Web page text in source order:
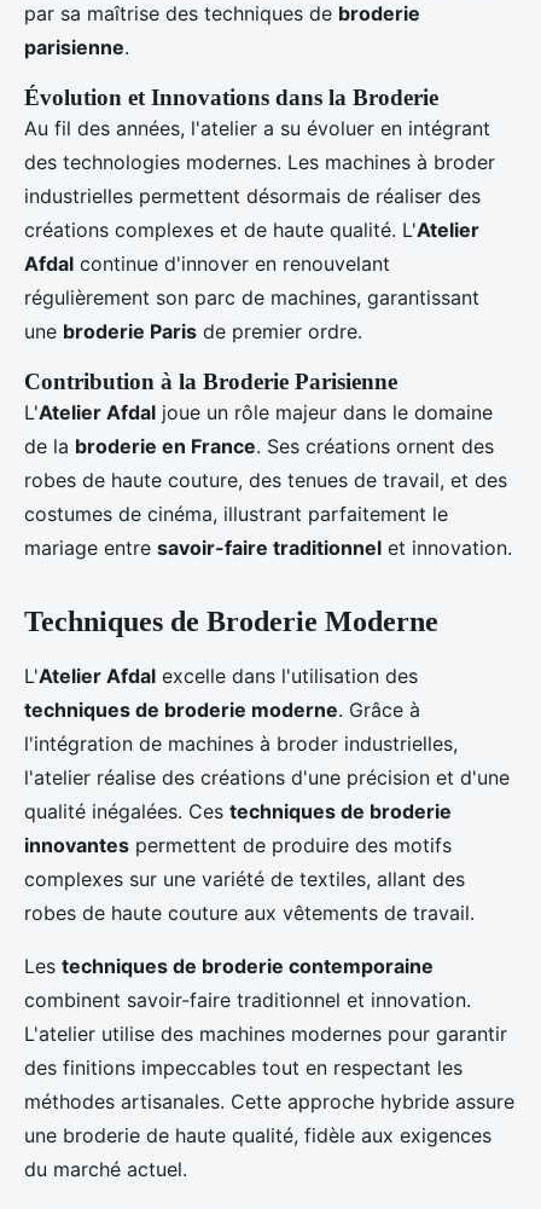
par sa maîtrise des techniques de broderie
parisienne.
Évolution et Innovations dans la Broderie
Au fil des années, l'atelier a su évoluer en intégrant
des technologies modernes. Les machines à broder
industrielles permettent désormais de réaliser des
créations complexes et de haute qualité. L'Atelier
Afdal continue d'innover en renouvelant
régulièrement son parc de machines, garantissant
une broderie Paris de premier ordre.
Contribution à la Broderie Parisienne
L'Atelier Afdal joue un rôle majeur dans le domaine
de la broderie en France. Ses créations ornent des
robes de haute couture, des tenues de travail, et des
costumes de cinéma, illustrant parfaitement le
mariage entre savoir-faire traditionnel et innovation.
Techniques de Broderie Moderne
L'Atelier Afdal excelle dans l'utilisation des
techniques de broderie moderne. Grâce à
l'intégration de machines à broder industrielles,
l'atelier réalise des créations d'une précision et d'une
qualité inégalées. Ces techniques de broderie
innovantes permettent de produire des motifs
complexes sur une variété de textiles, allant des
robes de haute couture aux vêtements de travail.
Les techniques de broderie contemporaine
combinent savoir-faire traditionnel et innovation.
L'atelier utilise des machines modernes pour garantir
des finitions impeccables tout en respectant les
méthodes artisanales. Cette approche hybride assure
une broderie de haute qualité, fidèle aux exigences
du marché actuel.